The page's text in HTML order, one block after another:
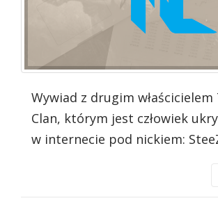
Wywiad z drugim
Clan, którym jest człowiek
w internecie pod nickiem: